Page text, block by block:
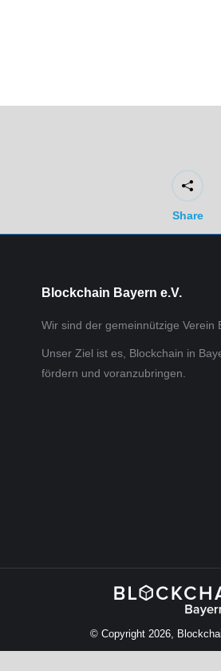
Share
Blockchain Bayern e.V.
Wir sind der gemeinnützige Verein
Unser Ziel ist es, Blockchain in
fördern und voranzubringen.
© Copyright 2026,